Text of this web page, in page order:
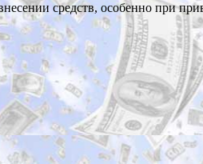
средств, особенно при